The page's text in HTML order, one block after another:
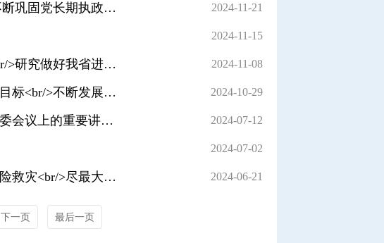
李希在对村巡察工作推进座谈会上强调<br/>扎实深入开展对村巡察工作<br/>不断巩固党长期执政的政治根基 2024-11-21
2024-11-15
省委常委会召开会议<br/>认真学习贯彻习近平总书记重要讲话重要指示精神<br/>研究做好我省进一步全面深化改革工作<br/>部署推进巡视巡察、民政事业高质量发展等事项<br/>黄坤明主持会议 2024-11-08
习近平在中共中央政治局第十七次集体学习时强调<br/>锚定建成文化强国战略目标<br/>不断发展新时代中国特色社会主义文化 2024-10-29
省委全面深化改革委员会召开会议<br/>认真学习贯彻习近平总书记在中央深改委会议上的重要讲话精神<br/>研究讨论知识产权保护、省级改革创新实验区、<br/>构建开放型经济新体制等改革事项<br/>黄坤明主持会议<br/>王伟中孟凡利出席会议 2024-07-12
2024-07-02
黄坤明赶赴梅州防汛一线督导抢险救灾工作<br/>坚决有力科学高效开展应急抢险救灾<br/>尽最大努力降低灾害损失 2024-06-21
下一页 最后一页